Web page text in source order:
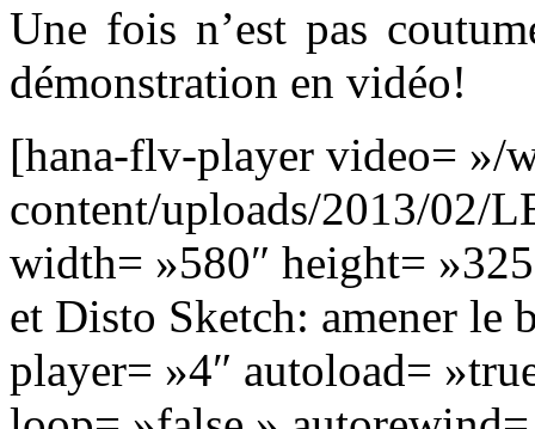
Une fois n’est pas
démonstration en vidéo!
[hana-flv-player video= »/
content/uploads/2013/02/
width= »580″ height=
et Disto Sketch: amener le
player= »4″ autoload=